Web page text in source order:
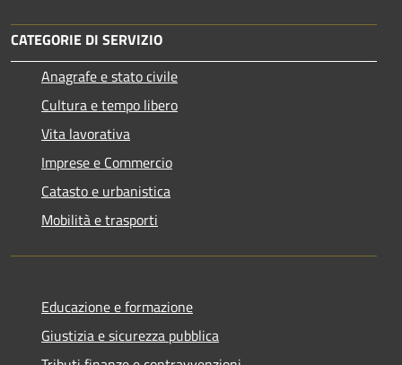
CATEGORIE DI SERVIZIO
Anagrafe e stato civile
Cultura e tempo libero
Vita lavorativa
Imprese e Commercio
Catasto e urbanistica
Mobilità e trasporti
Educazione e formazione
Giustizia e sicurezza pubblica